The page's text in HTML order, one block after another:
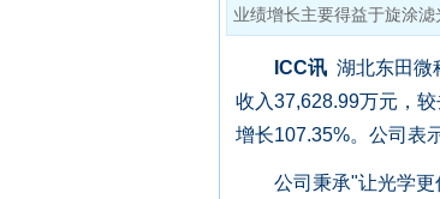
业绩增长主要得益于旋涂
ICC讯 湖北东田微
收入37,628.99万元，
增长107.35%。公司表
公司秉承"让光学更伟